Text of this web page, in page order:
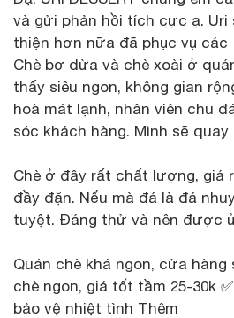
và gửi phản hồi tích cực ạ. Uri
thiện hơn nữa đã phục vụ các
Chè bơ dừa và chè xoài ở
thấy siêu ngon, không gian
hoà mát lạnh, nhân viên chu
sóc khách hàng. Mình sẽ quay
Chè ở đây rất chất lượng, giá
đầy đặn. Nếu mà đá là đá
tuyệt. Đáng thử và nên được
Quán chè khá ngon, cửa hàng
chè ngon, giá tốt tầm 25-30k
bảo vệ nhiệt tình Thêm